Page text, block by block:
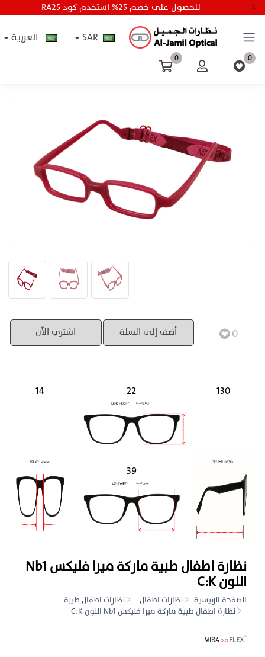
RA25 للحصول على خصم 25% استخدم كود X
SAR العربية
0
0
اشتري الآن أضف إلى السلة 0
14 22
39
130
نظارة اطفال طبية ماركة ميرا فليكس Nb1
اللون C:K
الصفحة الرئيسية نظارات اطفال
نظارات اطفال طيبة
نظارة اطفال طبية ماركة ميرا فليكس Nb1 اللون C:K